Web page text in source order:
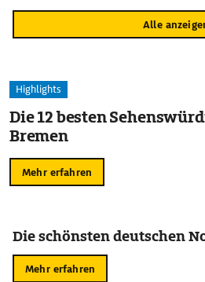
Alle
Highlights
Die 12 besten
Bremen
Mehr erfahren
Die schönsten deutschen
Mehr erfahren